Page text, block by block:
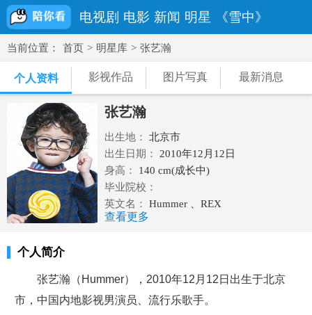
电视剧 电影 新闻 明星 《雪中》
当前位置： 首页 > 明星库 > 张艺瀚
个人资料 影视作品 图片写真 最新消息
张艺瀚
出生地：
北京市
出生日期：
2010年12月12日
身高：
140 cm(成长中)
毕业院校：
英文名：
Hummer 、REX
民族：汉族
体重：
查看更多
个人简介
张艺瀚（Hummer），2010年12月12日出生于北京
市，中国内地影视男演员、流行乐歌手。